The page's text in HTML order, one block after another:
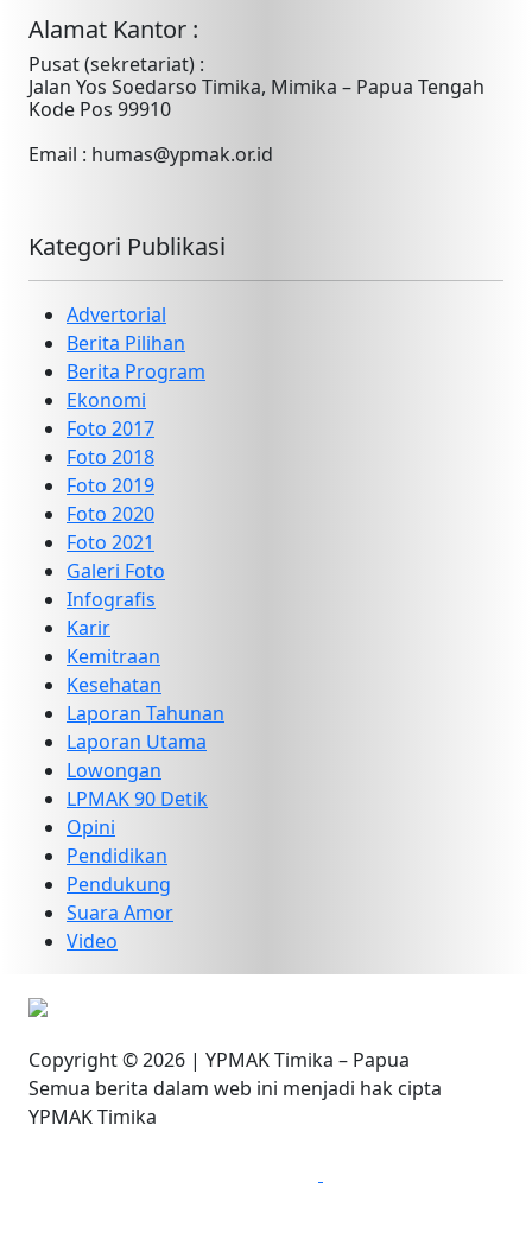
Alamat Kantor :
Pusat (sekretariat) :
Jalan Yos Soedarso Timika, Mimika – Papua Tengah
Kode Pos 99910
Email : humas@ypmak.or.id
Kategori Publikasi
Advertorial
Berita Pilihan
Berita Program
Ekonomi
Foto 2017
Foto 2018
Foto 2019
Foto 2020
Foto 2021
Galeri Foto
Infografis
Karir
Kemitraan
Kesehatan
Laporan Tahunan
Laporan Utama
Lowongan
LPMAK 90 Detik
Opini
Pendidikan
Pendukung
Suara Amor
Video
Copyright © 2026 | YPMAK Timika – Papua
Semua berita dalam web ini menjadi hak cipta
YPMAK Timika